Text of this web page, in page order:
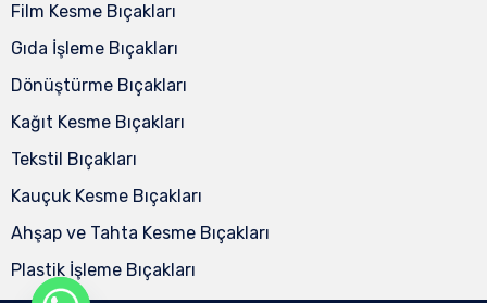
Film Kesme Bıçakları
Gıda İşleme Bıçakları
Dönüştürme Bıçakları
Kağıt Kesme Bıçakları
Tekstil Bıçakları
Kauçuk Kesme Bıçakları
Ahşap ve Tahta Kesme Bıçakları
Plastik İşleme Bıçakları